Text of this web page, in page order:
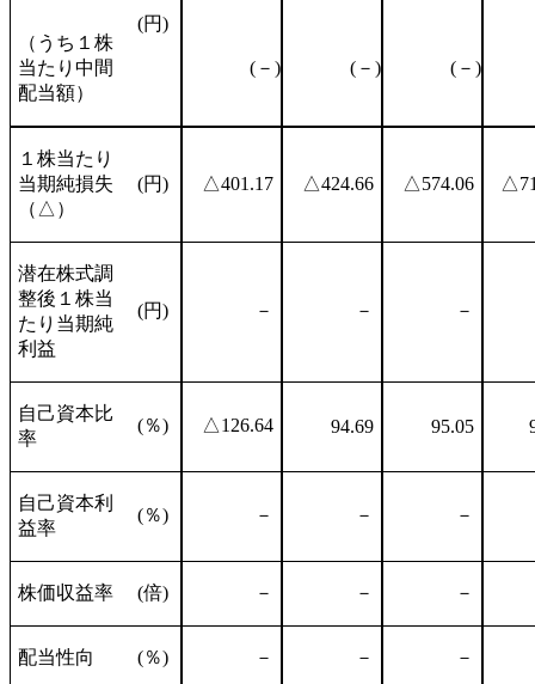
(円)
（うち１株
当たり中間
配当額）
(－) (－) (－)
１株当たり
当期純損失
（△）
(円) △401.17 △424.66 △574.06
潜在株式調
整後１株当
たり当期純
利益
(円) － － －
自己資本比
率
(％) △126.64 94.69 95.05
自己資本利
益率
(％) － － －
株価収益率 (倍) － － －
配当性向 (％) － － －